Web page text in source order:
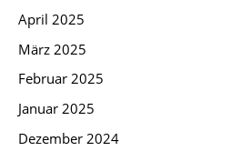
April 2025
März 2025
Februar 2025
Januar 2025
Dezember 2024